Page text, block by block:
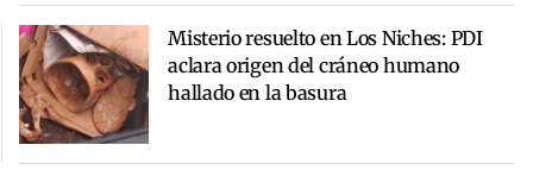
Misterio resuelto en Los Niches: PDI
aclara origen del cráneo humano
hallado en la basura